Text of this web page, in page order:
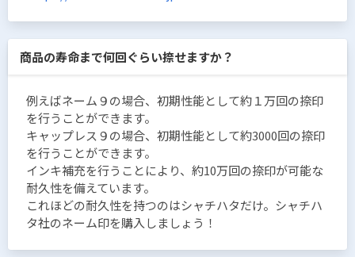
商品の寿命まで何回ぐらい捺せますか？
例えばネーム９の場合、初期性能として約１万回の捺印
を行うことができます。
キャップレス９の場合、初期性能として約3000回の捺印
を行うことができます。
インキ補充を行うことにより、約10万回の捺印が可能な
耐久性を備えています。
これほどの耐久性を持つのはシャチハタだけ。シャチハ
タ社のネーム印を購入しましょう！